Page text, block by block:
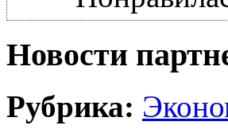
Новости
Рубрика: